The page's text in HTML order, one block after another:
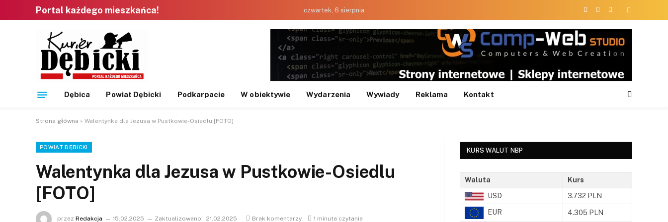
Portal każdego mieszkańca! czwartek, 6 sierpnia
Facebook
X
Instagram
Dębica Powiat Dębicki Podkarpacie W obiektywie Wydarzenia Wywiady Reklama Kontakt
Strona główna » Walentynka dla Jezusa w Pustkowie-Osiedlu [FOTO]
POWIAT DĘBICKI
Walentynka dla Jezusa w Pustkowie-Osiedlu
[FOTO]
przez Redakcja 15.02.2025 Zaktualizowano: 21.02.2025 Brak komentarzy 1 minuta czytania
KURS WALUT NBP
Waluta
Kurs
USD
3.732 PLN
EUR 4.305 PLN